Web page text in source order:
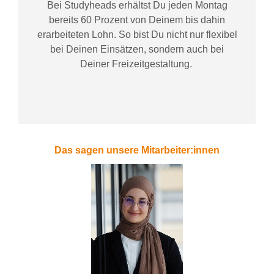
Bei Studyheadserhältst Du jeden Montag
bereits 60 Prozent von Deinem bis dahin
erarbeiteten Lohn. So bist Du nicht nur flexibel
bei Deinen Einsätzen, sondern auch bei
DeinerFreizeitgestaltung.
Das sagen unsere Mitarbeiter:innen